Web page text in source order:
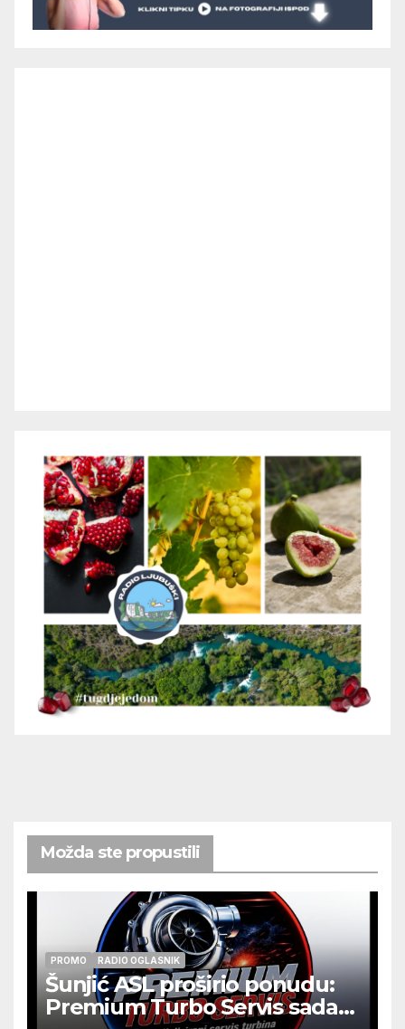
Možda ste propustili
PROMO RADIO OGLASNIK
Šunjić ASL proširio ponudu:
Premium Turbo Servis sada